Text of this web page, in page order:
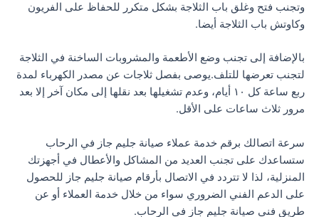
وتجنب فتح وغلق باب الثلاجة بشكل متكرر للحفاظ على الفريون
وكاوتش باب الثلاجة أيضا.
بالإضافة إلى تجنب وضع الأطعمة والمشروبات الساخنة في الثلاجة
لتجنب تعرضها للتلف.يوصى بفصل ثلاجات عن مصدر الكهرباء لمدة
ربع ساعة كل ١٠ أيام، وعدم تشغيلها بعد نقلها إلى مكان آخر إلا بعد
مرور ثلاث ساعات على الأقل.
سرعة اتصالك برقم خدمة عملاء صيانة جليم جاز في الرحاب
ستساعدك على تجنب العديد من المشاكل والأعطال في أجهزتك
المنزلية، لذا لا تتردد في الاتصال بأرقام صيانة جليم جاز للحصول
على الدعم الفني الضروري سواء من خلال خدمة العملاء أو عن
طريق فني صيانة جليم جاز في الرحاب.